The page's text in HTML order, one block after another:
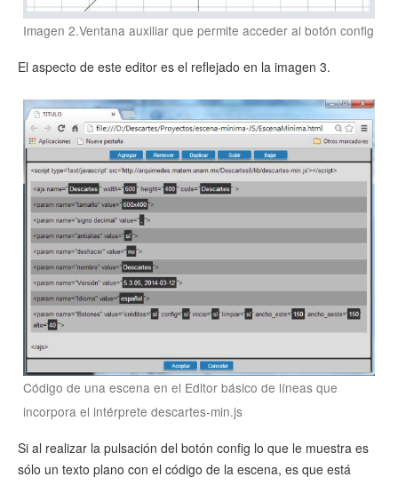
Imagen 2.Ventana auxiliar que permite acceder al botón config
El aspecto de este editor es el reflejado en la imagen 3.
Código de una escena en el Editor básico de líneas que
incorpora el intérprete descartes-min.js
Si al realizar la pulsación del botón config lo que le muestra es
sólo un texto plano con el código de la escena, es que está